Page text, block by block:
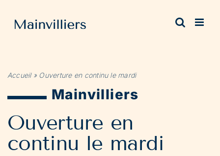
contenu
Accueil» Ouverture en continu le mardi
Mainvilliers
Ouverture en
continu le mardi